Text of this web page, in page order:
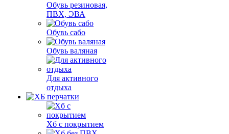
Обувь резиновая,
ПВХ, ЭВА
Обувь сабо
Обувь валяная
Для активного
отдыха
Хб с покрытием